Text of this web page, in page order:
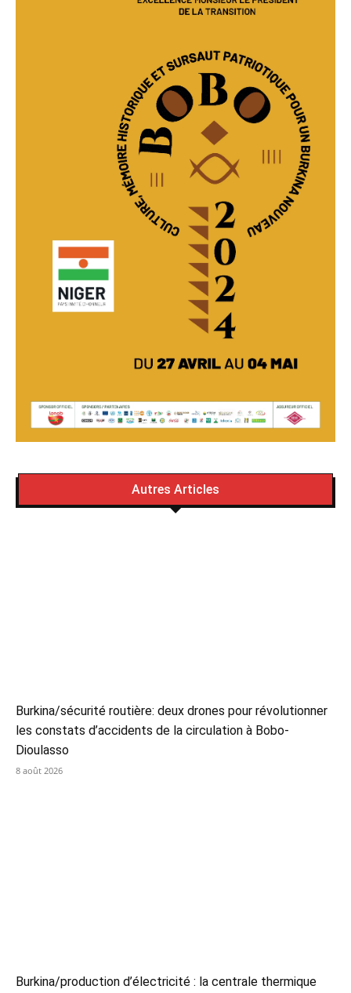
Autres Articles
Burkina/sécurité routière: deux drones pour révolutionner
les constats d’accidents de la circulation à Bobo-
Dioulasso
8 août 2026
Burkina/production d’électricité : la centrale thermique